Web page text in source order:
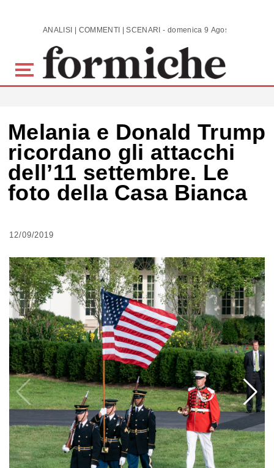
Skip to main content ANALISI | COMMENTI | SCENARI - domenica 9 Agosto 2026
Melania e Donald Trump
ricordano gli attacchi
dell’11 settembre. Le
foto della Casa Bianca
12/09/2019